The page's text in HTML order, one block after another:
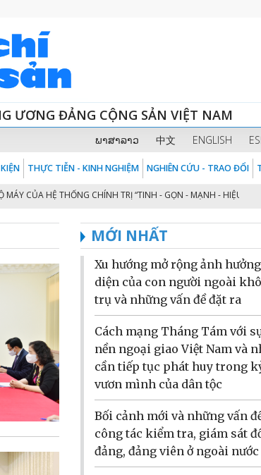
ƯƠNG ĐẢNG CỘNG SẢN VIỆT NAM
ພາສາລາວ 中文 ENGLISH
THỰC TIỄN - KINH NGHIỆM NGHIÊN CỨU - TRAO ĐỔI
CỦA HỆ THỐNG CHÍNH TRỊ “TINH - GỌN - MẠNH - HIỆU
MỚI NHẤT
Xu hướng mở rộng ảnh
diện của con người ngoài
trụ và những vấn đề đặt ra
Cách mạng Tháng Tám với
nền ngoại giao Việt Nam và
cần tiếp tục phát huy trong
vươn mình của dân tộc
Bối cảnh mới và những vấn
công tác kiểm tra, giám sát
đảng, đảng viên ở ngoài nước